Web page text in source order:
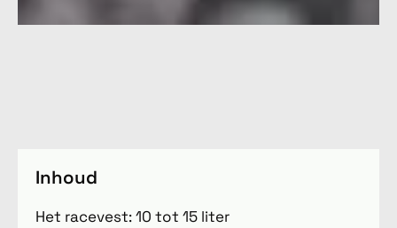
Inhoud
Het racevest: 10 tot 15 liter